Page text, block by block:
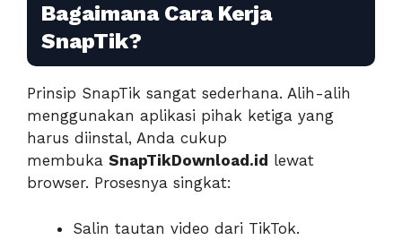
Bagaimana Cara Kerja
SnapTik?
Prinsip SnapTik sangat sederhana. Alih-alih
menggunakan aplikasi pihak ketiga yang
harus diinstal, Anda cukup
membuka SnapTikDownload.id lewat
browser. Prosesnya singkat:
Salin tautan video dari TikTok.